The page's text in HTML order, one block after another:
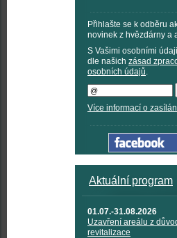
Přihlašte se k odběru
novinek z hvězdárny a
S Vašimi osobními
dle našich zásad
osobních údajů.
Více informací o
Aktuální program
01.07.-31.08.2026
Uzavření areálu z
revitalizace